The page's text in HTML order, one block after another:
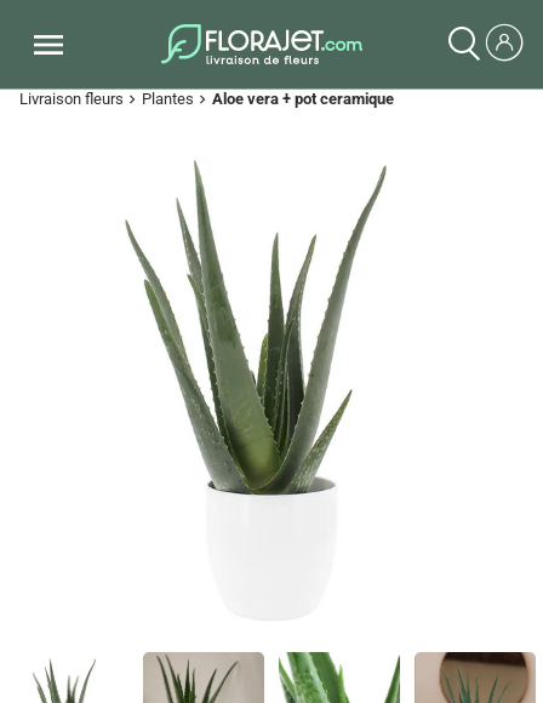
Livraison fleurs chevron_right Plantes chevron_right Aloe vera + pot ceramique